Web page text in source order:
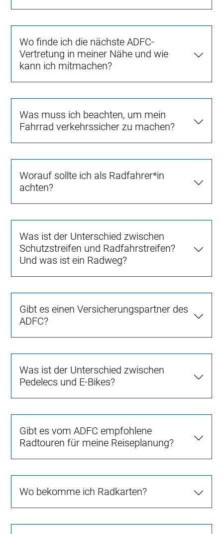
Wo finde ich die nächste ADFC-
Vertretung in meiner Nähe und wie
kann ich mitmachen?
Was muss ich beachten, um mein
Fahrrad verkehrssicher zu machen?
Worauf sollte ich als Radfahrer*in
achten?
Was ist der Unterschied zwischen
Schutzstreifen und Radfahrstreifen?
Und was ist ein Radweg?
Gibt es einen Versicherungspartner des
ADFC?
Was ist der Unterschied zwischen
Pedelecs und E-Bikes?
Gibt es vom ADFC empfohlene
Radtouren für meine Reiseplanung?
Wo bekomme ich Radkarten?